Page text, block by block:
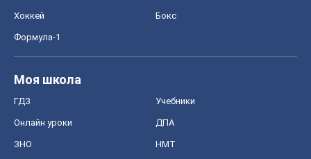
Хоккей Бокс
Формула-1
Моя школа
ГДЗ Учебники
Онлайн уроки ДПА
ЗНО НМТ